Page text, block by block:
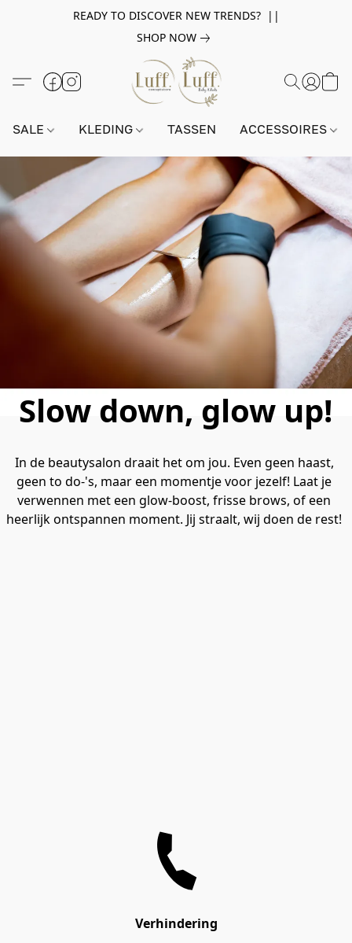
READY TO DISCOVER NEW TRENDS? ||
SHOP NOW
SALE KLEDING TASSEN ACCESSOIRES
Slow down, glow up!
In de beautysalon draait het om jou. Even geen haast,
geen to do-'s, maar een momentje voor jezelf! Laat je
verwennen met een glow-boost, frisse brows, of een
heerlijk ontspannen moment. Jij straalt, wij doen de rest!
Verhindering